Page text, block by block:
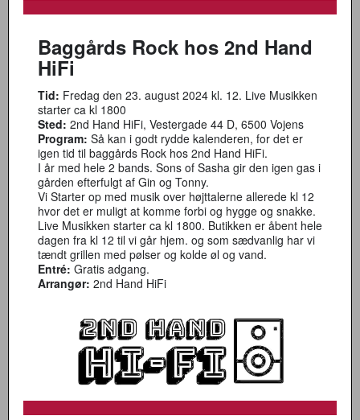
Baggårds Rock hos 2nd Hand
HiFi
Tid: Fredag den 23. august 2024 kl. 12. Live Musikken
starter ca kl 1800
Sted: 2nd Hand HiFi, Vestergade 44 D, 6500 Vojens
Program: Så kan i godt rydde kalenderen, for det er
igen tid til baggårds Rock hos 2nd Hand HiFi.
I år med hele 2 bands. Sons of Sasha gir den igen gas i
gården efterfulgt af Gin og Tonny.
Vi Starter op med musik over højttalerne allerede kl 12
hvor det er muligt at komme forbi og hygge og snakke.
Live Musikken starter ca kl 1800. Butikken er åbent hele
dagen fra kl 12 til vi går hjem. og som sædvanlig har vi
tændt grillen med pølser og kolde øl og vand.
Entré: Gratis adgang.
Arrangør: 2nd Hand HiFi